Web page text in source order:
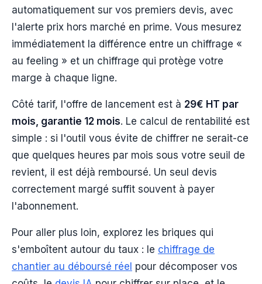
automatiquement sur vos premiers devis, avec
l'alerte prix hors marché en prime. Vous mesurez
immédiatement la différence entre un chiffrage «
au feeling » et un chiffrage qui protège votre
marge à chaque ligne.
Côté tarif, l'offre de lancement est à 29€ HT par
mois, garantie 12 mois. Le calcul de rentabilité est
simple : si l'outil vous évite de chiffrer ne serait-ce
que quelques heures par mois sous votre seuil de
revient, il est déjà remboursé. Un seul devis
correctement margé suffit souvent à payer
l'abonnement.
Pour aller plus loin, explorez les briques qui
s'emboîtent autour du taux : le chiffrage de
chantier au déboursé réel pour décomposer vos